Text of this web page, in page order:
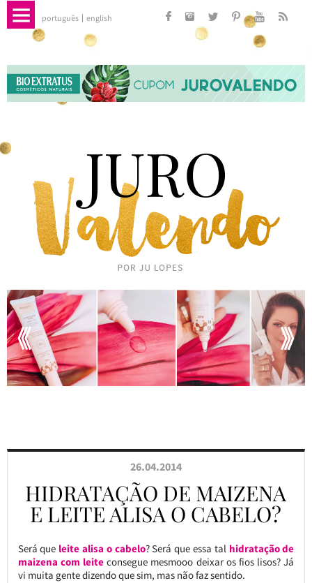
português english
26.04.2014
HIDRATAÇÃO DE MAIZENA
E LEITE ALISA O CABELO?
Será que leite alisa o cabelo? Será que essa tal hidratação de
maizena com leite consegue mesmooo deixar os fios lisos? Já
vi muita gente dizendo que sim, mas não faz sentido.